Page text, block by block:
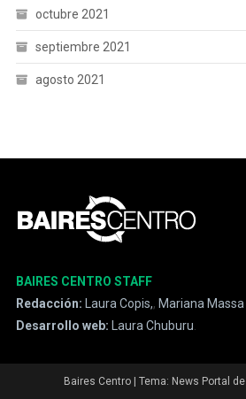
octubre 2021
septiembre 2021
agosto 2021
BAIRES CENTRO STAFF
Redacción: Laura Copis,, Mariana Massa
Desarrollo web:
Laura Chuburu
Baires Centro Tema: News Portal de